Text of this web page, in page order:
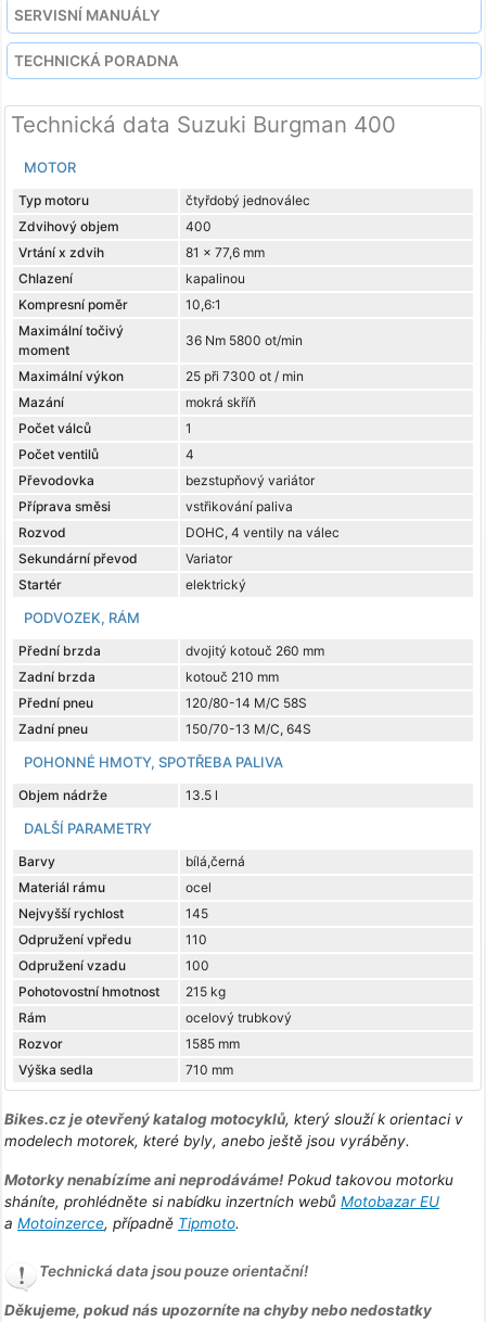
SERVISNÍ MANUÁLY
TECHNICKÁ PORADNA
Technická data Suzuki Burgman 400
MOTOR
Typ motoru
čtyřdobý jednoválec
Zdvihový objem
400
Vrtání x zdvih
81 x 77,6 mm
Chlazení
kapalinou
Kompresní poměr
10,6:1
Maximální točivý
moment
36 Nm 5800 ot/min
Maximální výkon
25 při 7300 ot / min
Mazání
mokrá skříň
Počet válců
1
Počet ventilů
4
Převodovka
bezstupňový variátor
Příprava směsi
vstřikování paliva
Rozvod
DOHC, 4 ventily na válec
Sekundární převod
Variator
Startér
elektrický
PODVOZEK, RÁM
Přední brzda
dvojitý kotouč 260 mm
Zadní brzda
kotouč 210 mm
Přední pneu
120/80-14 M/C 58S
Zadní pneu
150/70-13 M/C, 64S
POHONNÉ HMOTY, SPOTŘEBA PALIVA
Objem nádrže 13.5 l
DALŠÍ PARAMETRY
Barvy
bílá,černá
Materiál rámu
ocel
Nejvyšší rychlost
145
Odpružení vpředu
110
Odpružení vzadu
100
Pohotovostní hmotnost
215 kg
Rám
ocelový trubkový
Rozvor
1585 mm
Výška sedla
710 mm
Bikes.cz je otevřený katalog motocyklů, který slouží k orientaci v
modelech motorek, které byly, anebo ještě jsou vyráběny.
Motorky nenabízíme ani neprodáváme!Pokud takovou motorku
sháníte, prohlédněte si nabídku inzertních webů Motobazar EU
a Motoinzerce, případně Tipmoto.
Technická data jsou pouze orientační!
Děkujeme, pokud nás upozorníte na chyby nebo nedostatky